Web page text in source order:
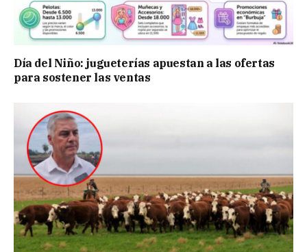
Día del Niño: jugueterías apuestan a las ofertas
para sostener las ventas